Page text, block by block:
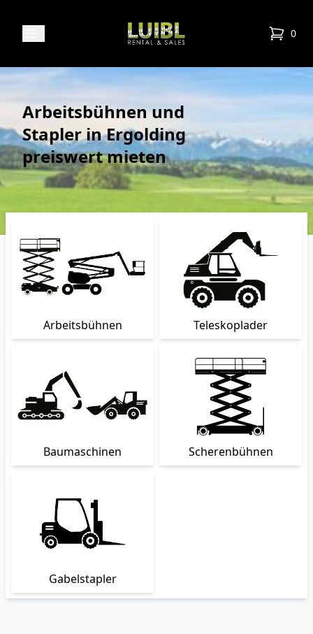
Luibl Rental & Sales 0
items
Arbeitsbühnen und
Stapler in Ergolding
preiswert mieten
Arbeitsbühnen Teleskoplader
Baumaschinen Scherenbühnen
Gabelstapler